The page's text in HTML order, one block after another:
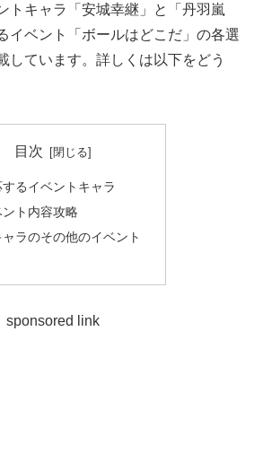
トキャラ「安城幸継」と「丹羽嵐
イベント「ボールはどこだ」の各選
しています。詳しくは以下をどう
目次
るイベントキャラ
ント内容攻略
ラのその他のイベント
sponsored link